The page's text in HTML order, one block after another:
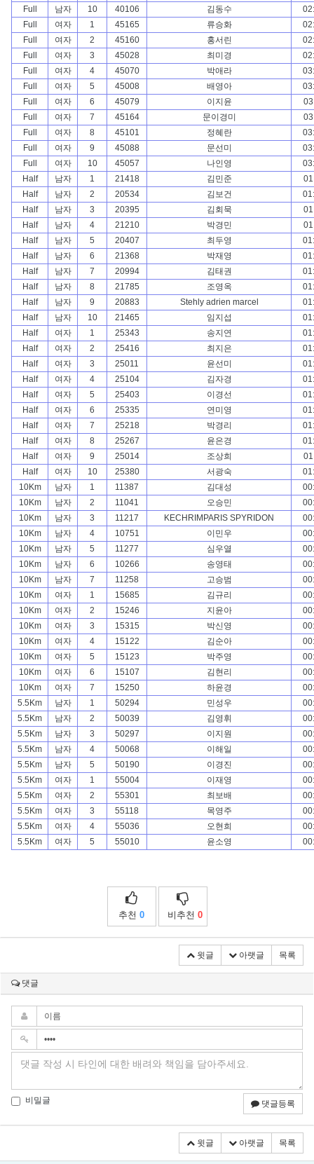
Full
남자 10 40106 김동수
Full
여자 1 45165 류승화
Full
여자 2 45160 홍서린
Full
여자 3 45028 최미경
Full
여자 4 45070 박애라
Full
여자 5 45008 배영아
Full
여자 6 45079 이지윤
Full
여자 7 45164 문이경미
Full
여자 8 45101 정혜란
Full
여자 9 45088 문선미
Full
여자 10 45057 나인영
Half
남자 1 21418 김민준
Half
남자 2 20534 김보건
Half
남자 3 20395 김회묵
Half
남자 4 21210 박경민
Half
남자 5 20407 최두영
Half
남자 6 21368 박재영
Half
남자 7 20994 김태권
Half
남자 8 21785 조영옥
Half
남자 9 20883 Stehly adrien marcel
Half
남자 10 21465 임지섭
Half
여자 1 25343 송지연
Half
여자 2 25416 최지은
Half
여자 3 25011 윤선미
Half
여자 4 25104 김자경
Half
여자 5 25403 이경선
Half
여자 6 25335 연미영
Half
여자 7 25218 박경리
Half
여자 8 25267 윤은경
Half
여자 9 25014 조상희
Half
여자 10 25380 서광숙
10Km
남자 1 11387 김대성
10Km
남자 2 11041 오승민
10Km
남자 3 11217 KECHRIMPARIS SPYRIDON
10Km
남자 4 10751 이민우
10Km
남자 5 11277 심우열
10Km
남자 6 10266 송영태
10Km
남자 7 11258 고승범
10Km
여자 1 15685 김규리
10Km
여자 2 15246 지윤아
10Km
여자 3 15315 박신영
10Km
여자 4 15122 김순아
10Km
여자 5 15123 박주영
10Km
여자 6 15107 김현리
10Km
여자 7 15250 하윤경
5.5Km
남자 1 50294 민성우
5.5Km
남자 2 50039 김영휘
5.5Km
남자 3 50297 이지원
5.5Km
남자 4 50068 이해일
5.5Km
남자 5 50190 이경진
5.5Km
여자 1 55004 이재영
5.5Km
여자 2 55301 최보배
5.5Km
여자 3 55118 목영주
5.5Km
여자 4 55036 오현희
5.5Km
여자 5 55010 윤소영
추천 0 비추천 0
윗글 아랫글 목록
댓글
비밀글 댓글등록
윗글 아랫글 목록